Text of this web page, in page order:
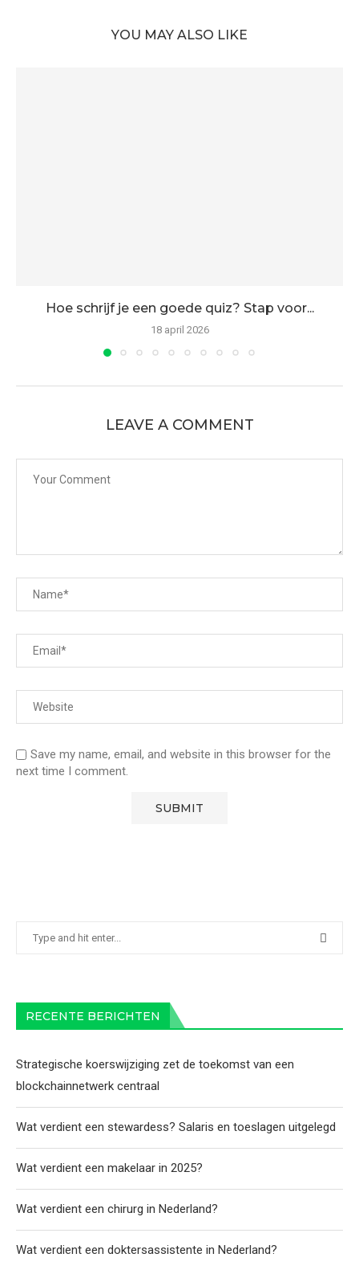
YOU MAY ALSO LIKE
Hoe schrijf je een goede quiz? Stap voor...
18 april 2026
LEAVE A COMMENT
Save my name, email, and website in this browser for the
next time I comment.
RECENTE BERICHTEN
Strategische koerswijziging zet de toekomst van een
blockchainnetwerk centraal
Wat verdient een stewardess? Salaris en toeslagen uitgelegd
Wat verdient een makelaar in 2025?
Wat verdient een chirurg in Nederland?
Wat verdient een doktersassistente in Nederland?